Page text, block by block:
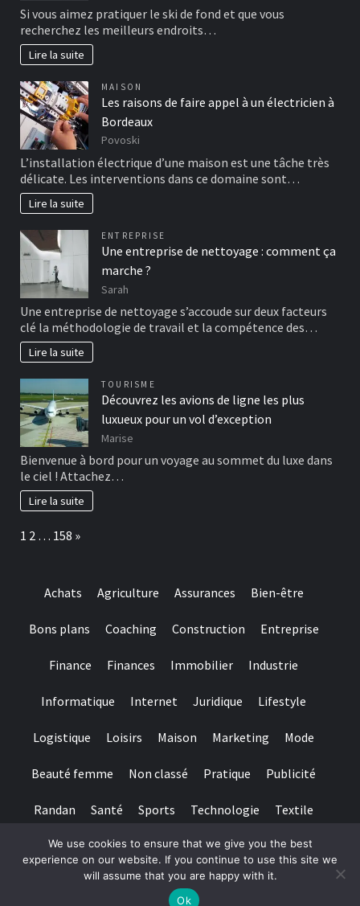
Si vous aimez pratiquer le ski de fond et que vous
recherchez les meilleurs endroits…
Lire la suite
MAISON
Les raisons de faire appel à un électricien à
Bordeaux
Povoski
L’installation électrique d’une maison est une tâche très
délicate. Les interventions dans ce domaine sont…
Lire la suite
ENTREPRISE
Une entreprise de nettoyage : comment ça
marche ?
Sarah
Une entreprise de nettoyage s’accoude sur deux facteurs
clé la méthodologie de travail et la compétence des…
Lire la suite
TOURISME
Découvrez les avions de ligne les plus
luxueux pour un vol d’exception
Marise
Bienvenue à bord pour un voyage au sommet du luxe dans
le ciel ! Attachez…
Lire la suite
Page:
1 2 … 158 Next
»
Achats Agriculture Assurances Bien-être
Bons plans Coaching Construction Entreprise
Finance Finances Immobilier Industrie
Informatique Internet Juridique Lifestyle
Logistique Loisirs Maison Marketing Mode
Beauté femme Non classé Pratique Publicité
Randan Santé Sports Technologie Textile
Tourisme Transports Transports de personnes
Copyright © All rights reserved. |Magazine 7
We use cookies to ensure that we give you the best
experience on our website. If you continue to use this site we
will assume that you are happy with it.
Ok